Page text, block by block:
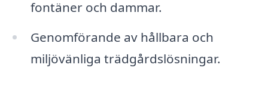
fontäner och dammar.
Genomförande av hållbara och
miljövänliga trädgårdslösningar.